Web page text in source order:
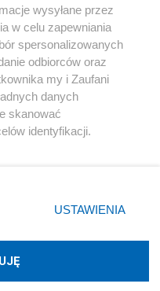
Youtube
W3media.pl
wysyłane przez
w celu zapewniania
spersonalizowanych
odbiorców oraz
my i Zaufani
danych
skanować
identyfikacji.
ustawień prywatności
strony
wymagają zgody
się takiemu
USTAWIENIA